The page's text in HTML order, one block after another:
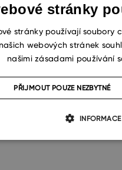
stránky
stránky používají soubory
webových stránek
našimi zásadami používání
PŘIJMOUT POUZE NEZBYTNÉ